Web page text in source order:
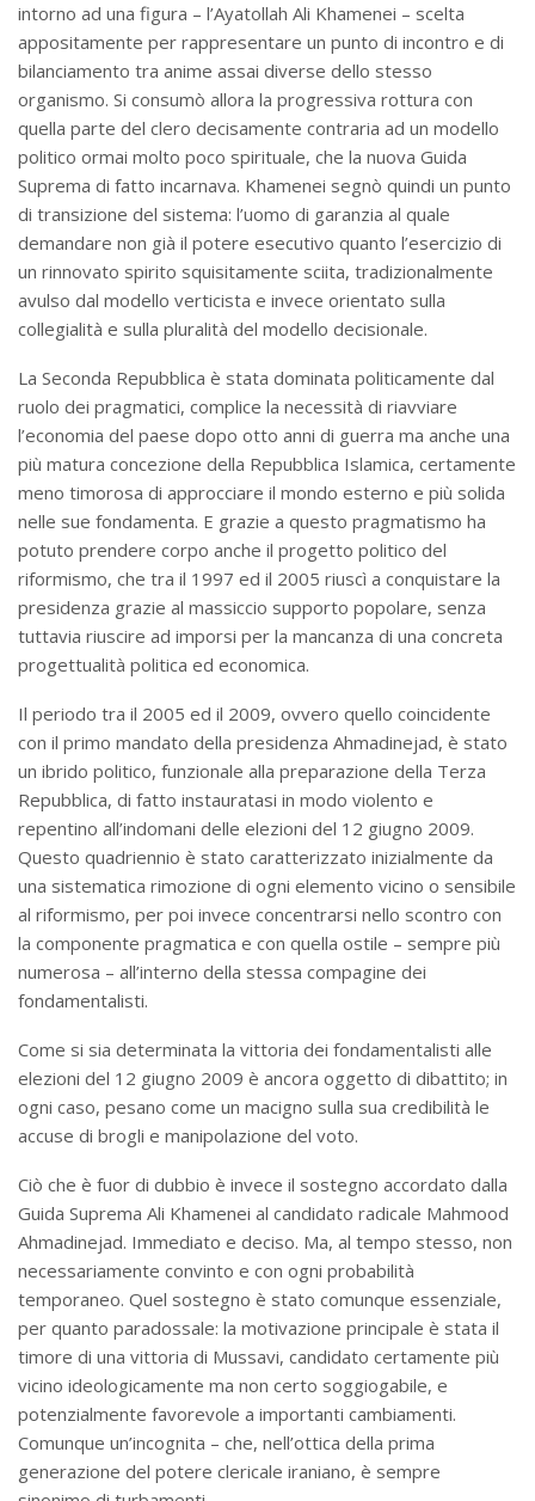
intorno ad una figura – l’Ayatollah Ali Khamenei – scelta
appositamente per rappresentare un punto di incontro e di
bilanciamento tra anime assai diverse dello stesso
organismo. Si consumò allora la progressiva rottura con
quella parte del clero decisamente contraria ad un modello
politico ormai molto poco spirituale, che la nuova Guida
Suprema di fatto incarnava. Khamenei segnò quindi un punto
di transizione del sistema: l’uomo di garanzia al quale
demandare non già il potere esecutivo quanto l’esercizio di
un rinnovato spirito squisitamente sciita, tradizionalmente
avulso dal modello verticista e invece orientato sulla
collegialità e sulla pluralità del modello decisionale.
La Seconda Repubblica è stata dominata politicamente dal
ruolo dei pragmatici, complice la necessità di riavviare
l’economia del paese dopo otto anni di guerra ma anche una
più matura concezione della Repubblica Islamica, certamente
meno timorosa di approcciare il mondo esterno e più solida
nelle sue fondamenta. E grazie a questo pragmatismo ha
potuto prendere corpo anche il progetto politico del
riformismo, che tra il 1997 ed il 2005 riuscì a conquistare la
presidenza grazie al massiccio supporto popolare, senza
tuttavia riuscire ad imporsi per la mancanza di una concreta
progettualità politica ed economica.
Il periodo tra il 2005 ed il 2009, ovvero quello coincidente
con il primo mandato della presidenza Ahmadinejad, è stato
un ibrido politico, funzionale alla preparazione della Terza
Repubblica, di fatto instauratasi in modo violento e
repentino all’indomani delle elezioni del 12 giugno 2009.
Questo quadriennio è stato caratterizzato inizialmente da
una sistematica rimozione di ogni elemento vicino o sensibile
al riformismo, per poi invece concentrarsi nello scontro con
la componente pragmatica e con quella ostile – sempre più
numerosa – all’interno della stessa compagine dei
fondamentalisti.
Come si sia determinata la vittoria dei fondamentalisti alle
elezioni del 12 giugno 2009 è ancora oggetto di dibattito; in
ogni caso, pesano come un macigno sulla sua credibilità le
accuse di brogli e manipolazione del voto.
Ciò che è fuor di dubbio è invece il sostegno accordato dalla
Guida Suprema Ali Khamenei al candidato radicale Mahmood
Ahmadinejad. Immediato e deciso. Ma, al tempo stesso, non
necessariamente convinto e con ogni probabilità
temporaneo. Quel sostegno è stato comunque essenziale,
per quanto paradossale: la motivazione principale è stata il
timore di una vittoria di Mussavi, candidato certamente più
vicino ideologicamente ma non certo soggiogabile, e
potenzialmente favorevole a importanti cambiamenti.
Comunque un’incognita – che, nell’ottica della prima
generazione del potere clericale iraniano, è sempre